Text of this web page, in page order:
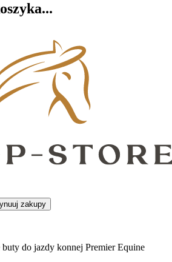
zakupy
buty do jazdy konnej Premier Equine